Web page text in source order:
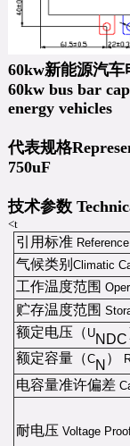
60kw新能源汽
60kw bus bar
energy vehicles
代表规格
750uF
技术参数
<t
引用标准
气候类别 Climatic
工作温度范围
贮存温度范围
额定电压（ UNDC
额定容量（CN ）
电容量准许偏差
耐电压 Voltage